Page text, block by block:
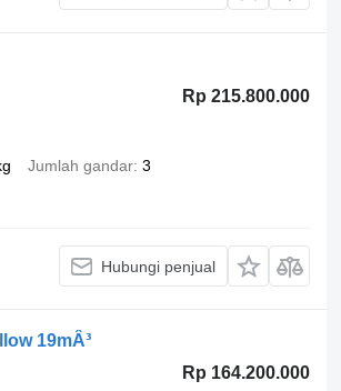
Rp 215.800.000
Jumlah gandar 3
Hubungi penjual
19mÂ³
Rp 164.200.000